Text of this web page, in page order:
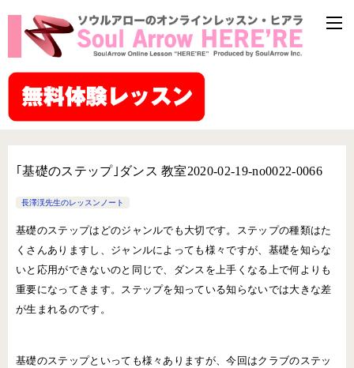
｢基礎のステップ｣ダンス 教室2020-02-19-no0022-0066
長澤渓先生のレッスンノート
基礎のステップはどのジャンルでも大切です。ステップの種類はた
くさんありますし、ジャンルによっても様々ですが、基礎を知らな
いと応用ができないのと同じで、ダンスを上手くなる上で何よりも
重要になってきます。ステップを知っている知らないでは大きな差
が生まれるのです。
基礎のステップといっても様々ありますが、今回はクラブのステッ